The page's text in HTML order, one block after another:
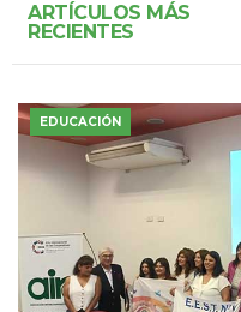
ARTÍCULOS MÁS
RECIENTES
EDUCACIÓN